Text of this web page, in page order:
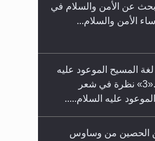
الشهادات في الجامعة
لعام 2025
بحث عن الأمن والسلام في
الأمن والسلام...
المسيح الموعود عليه
السلام ..«3» نظرة في شعر
عليه السلام.....
الحصين من وساوس